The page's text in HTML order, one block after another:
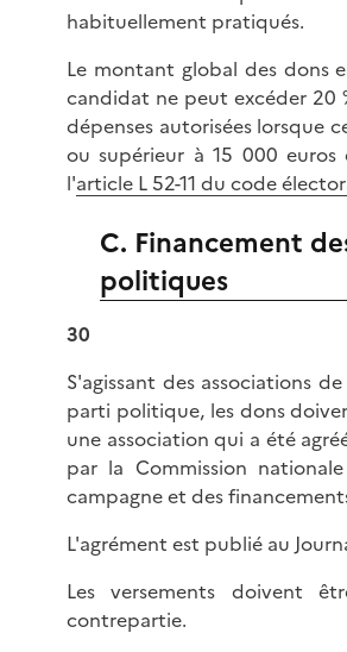
habituellement pratiqués.
Le montant global des dons
candidat ne peut excéder 20
dépenses autorisées lorsque
ou supérieur à 15 000
l'article L 52-11 du code
C. Financement
politiques
30
S'agissant des associations
parti politique, les dons
une association qui a été
par la Commission
campagne et des
L'agrément est publié au
Les versements doivent
contrepartie.